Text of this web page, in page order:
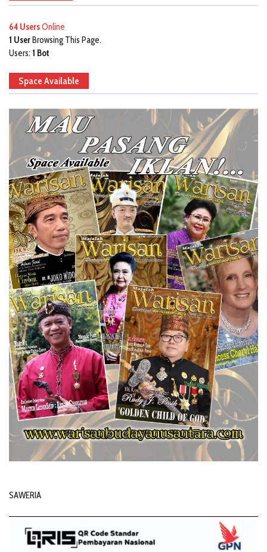
64 UsersOnline
1 UserBrowsing This Page.
Users: 1 Bot
Space Available
SAWERIA